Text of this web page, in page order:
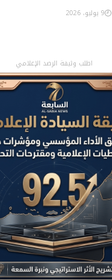
9 يوليو، 2026
اطلب وثيقة الرصد الإعلامي